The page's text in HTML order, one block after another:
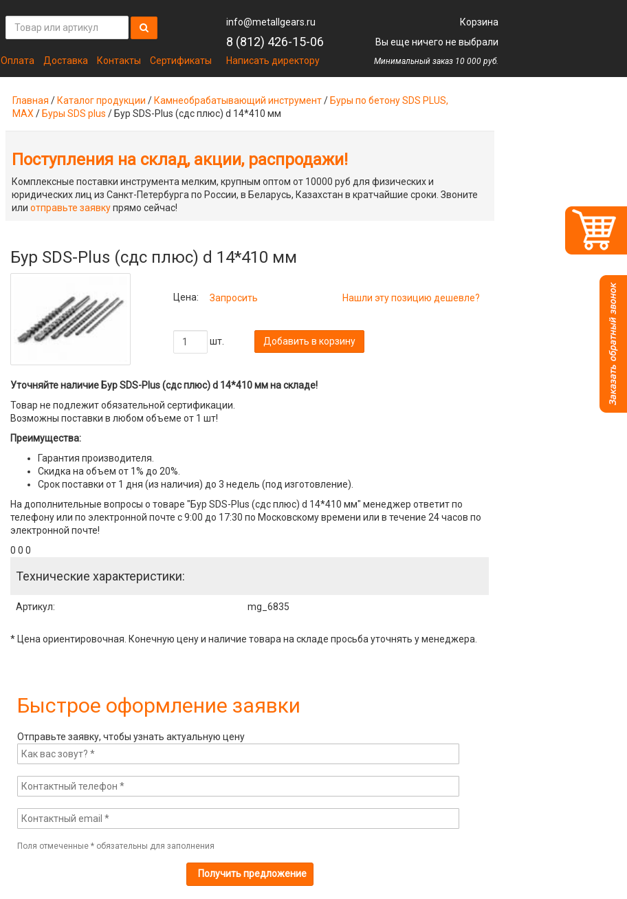
Оплата Доставка Контакты Сертификаты
info@metallgears.ru
8 (812) 426-15-06
Написать директору
Корзина
Вы еще ничего не выбрали
Минимальный заказ 10 000 руб.
Главная / Каталог продукции / Камнеобрабатывающий инструмент/ Буры по бетону SDS PLUS,
MAX / Буры SDS plus / Бур SDS-Plus (сдс плюс) d 14*410 мм
Поступления на склад, акции, распродажи!
Комплексные поставки инструмента мелким, крупным оптом от 10000 руб для физических и
юридических лиц из Санкт-Петербурга по России, в Беларусь, Казахстан в кратчайшие сроки. Звоните
или отправьте заявкупрямо сейчас!
Бур SDS-Plus (сдс плюс) d 14*410 мм
Цена: Запросить Нашли эту позицию дешевле?
шт. Добавить в корзину
Уточняйте наличие Бур SDS-Plus (сдс плюс) d 14*410 мм на складе!
Товар не подлежит обязательной сертификации.
Возможны поставки в любом объеме от 1 шт!
Преимущества:
Гарантия производителя.
Скидка на объем от 1% до 20%.
Срок поставки от 1 дня (из наличия) до 3 недель (под изготовление).
На дополнительные вопросы о товаре "Бур SDS-Plus (сдс плюс) d 14*410 мм" менеджер ответит по
телефону или по электронной почте с 9:00 до 17:30 по Московскому времени или в течение 24 часов по
электронной почте!
0 0 0
Технические характеристики:
Артикул: mg_6835
* Цена ориентировочная. Конечную цену и наличие товара на складе просьба уточнять у менеджера.
Быстрое оформление заявки
Отправьте заявку, чтобы узнать актуальную цену
Поля отмеченные *обязательны для заполнения